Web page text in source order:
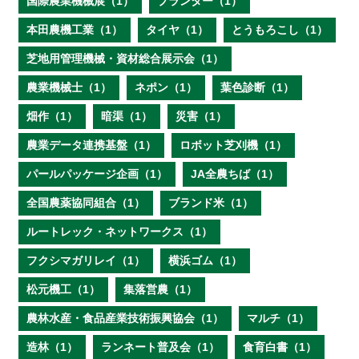
本田農機工業（1） タイヤ（1） とうもろこし（1）
芝地用管理機械・資材総合展示会（1）
農業機械士（1） ネポン（1） 葉色診断（1）
畑作（1） 暗渠（1） 災害（1）
農業データ連携基盤（1） ロボット芝刈機（1）
パールパッケージ企画（1） JA全農ちば（1）
全国農薬協同組合（1） ブランド米（1）
ルートレック・ネットワークス（1）
フクシマガリレイ（1） 横浜ゴム（1）
松元機工（1） 集落営農（1）
農林水産・食品産業技術振興協会（1） マルチ（1）
造林（1） ランネート普及会（1） 食育白書（1）